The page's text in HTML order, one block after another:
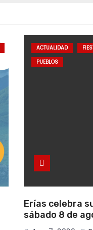
ACTUALIDAD
PUEBLOS
Erías celebra
sábado 8 de
música y